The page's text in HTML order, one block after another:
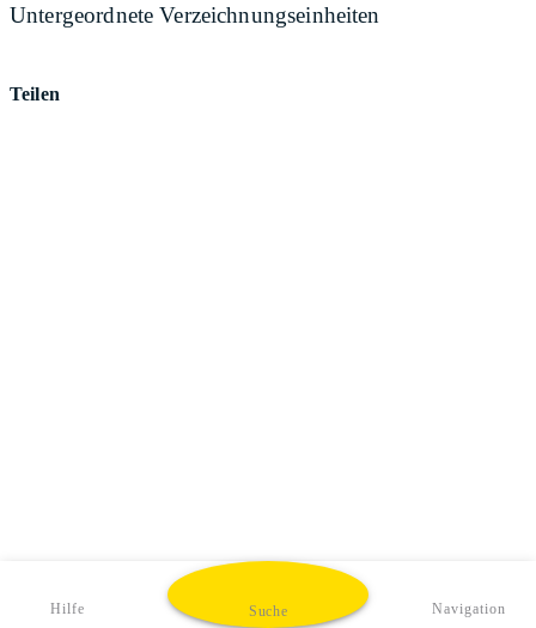
Untergeordnete Verzeichnungseinheiten
Teilen
Hilfe Suche Navigation